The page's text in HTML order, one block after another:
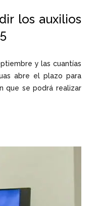
los auxilios
y las cuantías
abre el plazo para
que se podrá realizar